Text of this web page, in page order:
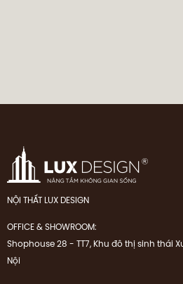
NỘI THẤT LUX DESIGN
OFFICE & SHOWROOM:
Shophouse 28 - TT7, Khu đô thị sinh thái
Nội